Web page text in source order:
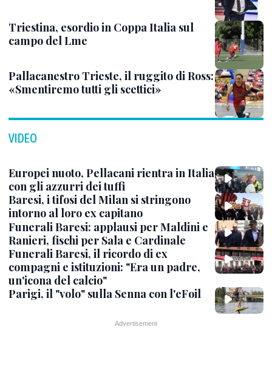
Triestina, esordio in Coppa Italia sul
campo del Lme
Pallacanestro Trieste, il ruggito di Ross:
«Smentiremo tutti gli scettici»
VIDEO
Europei nuoto, Pellacani rientra in Italia
con gli azzurri dei tuffi
Baresi, i tifosi del Milan si stringono
intorno al loro ex capitano
Funerali Baresi: applausi per Maldini e
Ranieri, fischi per Sala e Cardinale
Funerali Baresi, il ricordo di ex
compagni e istituzioni: "Era un padre,
un'icona del calcio"
Parigi, il "volo" sulla Senna con l'eFoil